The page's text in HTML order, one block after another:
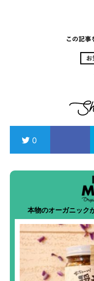
0
本物のオーガニック